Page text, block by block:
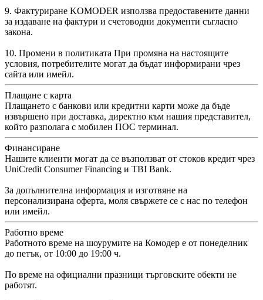
9. Фактуриране KOMODER използва предоставените данни
за издаване на фактури и счетоводни документи съгласно
закона.
10. Промени в политиката При промяна на настоящите
условия, потребителите могат да бъдат информирани чрез
сайта или имейл.
Плащане с карта
Плащането с банкови или кредитни карти може да бъде
извършено при доставка, директно към нашия представител,
който разполага с мобилен ПОС терминал.
Финансиране
Нашите клиенти могат да се възползват от стоков кредит чрез
UniCredit Consumer Financing и TBI Bank.
За допълнителна информация и изготвяне на
персонализирана оферта, моля свържете се с нас по телефон
или имейл.
Работно време
Работното време на шоурумите на Комодер е от понеделник
до петък, от 10:00 до 19:00 ч.
По време на официални празници търговските обекти не
работят.